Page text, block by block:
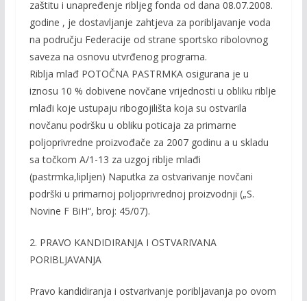
zaštitu i unapređenje ribljeg fonda od dana 08.07.2008.
godine , je dostavljanje zahtjeva za poribljavanje voda
na području Federacije od strane sportsko ribolovnog
saveza na osnovu utvrđenog programa.
Riblja mlađ POTOČNA PASTRMKA osigurana je u
iznosu 10 % dobivene novčane vrijednosti u obliku riblje
mlađi koje ustupaju ribogojilišta koja su ostvarila
novčanu podršku u obliku poticaja za primarne
poljoprivredne proizvođače za 2007 godinu a u skladu
sa točkom A/1-13 za uzgoj riblje mlađi
(pastrmka,lipljen) Naputka za ostvarivanje novčani
podrški u primarnoj poljoprivrednoj proizvodnji („S.
Novine F BiH“, broj: 45/07).
2. PRAVO KANDIDIRANJA I OSTVARIVANA
PORIBLJAVANJA
Pravo kandidiranja i ostvarivanje poribljavanja po ovom